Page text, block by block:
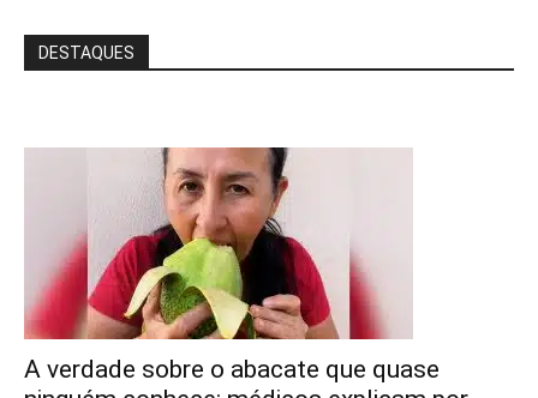
DESTAQUES
A verdade sobre o abacate que quase